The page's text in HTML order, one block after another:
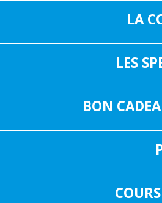
05 37 04 01 02
LA
LES
BON
SPECTACLE DU 03 JUILLET
Aucun spectacle